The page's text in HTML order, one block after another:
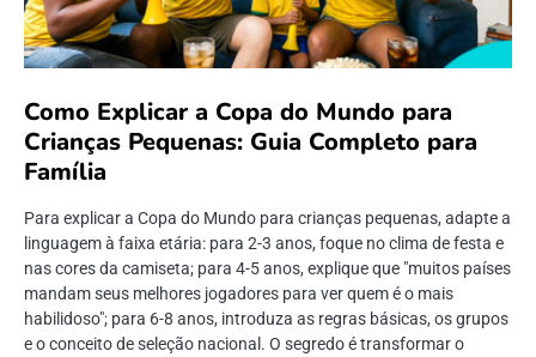
Como Explicar a Copa do Mundo para
Crianças Pequenas: Guia Completo para
Família
Para explicar a Copa do Mundo para crianças pequenas, adapte a
linguagem à faixa etária: para 2-3 anos, foque no clima de festa e
nas cores da camiseta; para 4-5 anos, explique que "muitos países
mandam seus melhores jogadores para ver quem é o mais
habilidoso"; para 6-8 anos, introduza as regras básicas, os grupos
e o conceito de seleção nacional. O segredo é transformar o